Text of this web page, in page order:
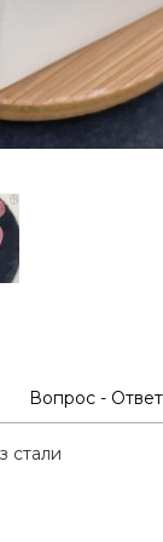
Вопрос -
стали